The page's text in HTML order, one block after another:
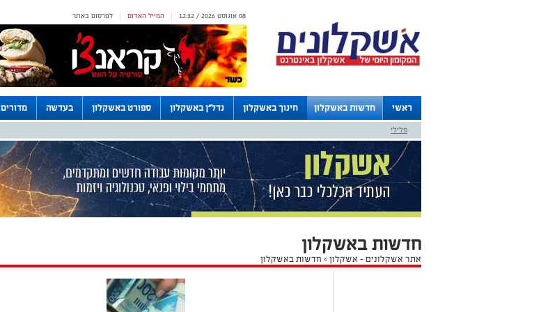
לפרסום באתר | המייל האדום | 08 אוגוסט 2026 / 12:32
ראשי חדשות באשקלון חינוך באשקלון נדל"ן באשקלון ספורט באשקלון בעדשה מדורים
לוחות
פלילי
חדשות באשקלון
אתר אשקלונים - אשקלון> חדשות באשקלון